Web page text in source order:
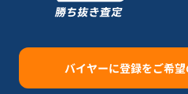
バイヤーに登録をご希